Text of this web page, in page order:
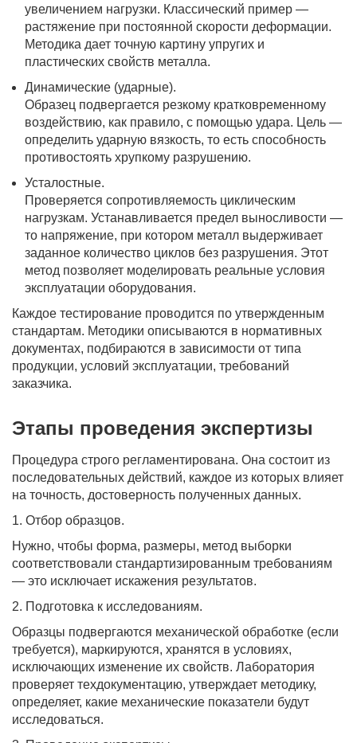
увеличением нагрузки. Классический пример —
растяжение при постоянной скорости деформации.
Методика дает точную картину упругих и
пластических свойств металла.
Динамические (ударные).
Образец подвергается резкому кратковременному
воздействию, как правило, с помощью удара. Цель —
определить ударную вязкость, то есть способность
противостоять хрупкому разрушению.
Усталостные.
Проверяется сопротивляемость циклическим
нагрузкам. Устанавливается предел выносливости —
то напряжение, при котором металл выдерживает
заданное количество циклов без разрушения. Этот
метод позволяет моделировать реальные условия
эксплуатации оборудования.
Каждое тестирование проводится по утвержденным
стандартам. Методики описываются в нормативных
документах, подбираются в зависимости от типа
продукции, условий эксплуатации, требований
заказчика.
Этапы проведения экспертизы
Процедура строго регламентирована. Она состоит из
последовательных действий, каждое из которых влияет
на точность, достоверность полученных данных.
1. Отбор образцов.
Нужно, чтобы форма, размеры, метод выборки
соответствовали стандартизированным требованиям
— это исключает искажения результатов.
2. Подготовка к исследованиям.
Образцы подвергаются механической обработке (если
требуется), маркируются, хранятся в условиях,
исключающих изменение их свойств. Лаборатория
проверяет техдокументацию, утверждает методику,
определяет, какие механические показатели будут
исследоваться.